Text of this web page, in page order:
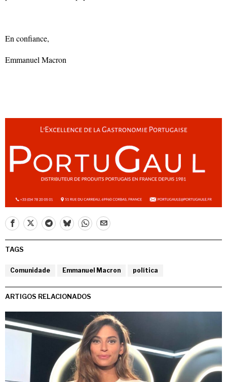
En confiance,
Emmanuel Macron
TAGS
Comunidade Emmanuel Macron política
ARTIGOS RELACIONADOS